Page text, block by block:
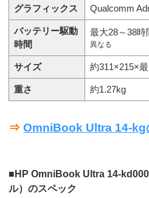
グラフィックス Qualcomm
バッテリー駆動
時間
最大28～38時
異なる
サイズ 約311×215×
重さ 約1.27kg
⇒OmniBook Ultra 14-kg
■HP OmniBook Ultra 14-
ル）のスペック